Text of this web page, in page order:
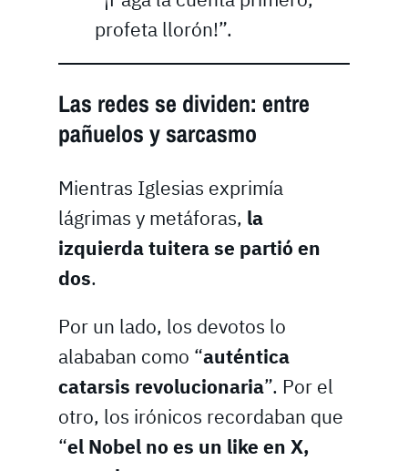
profeta llorón!”.
Las redes se dividen: entre
pañuelos y sarcasmo
Mientras Iglesias exprimía
lágrimas y metáforas, la
izquierda tuitera se partió en
dos.
Por un lado, los devotos lo
alababan como “auténtica
catarsis revolucionaria”. Por el
otro, los irónicos recordaban que
“el Nobel no es un like en X,